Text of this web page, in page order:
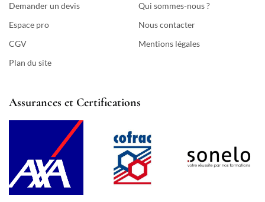
Demander un devis
Espace pro
CGV
Plan du site
Qui sommes-nous ?
Nous contacter
Mentions légales
Assurances et Certifications